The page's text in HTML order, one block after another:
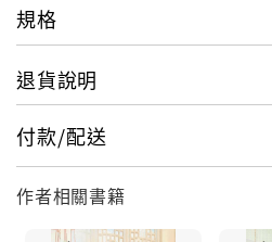
麼，才來到這個地方！
只是，這是在懲罰她嗎？
為什麼一次又一次，要讓她陷
什麼？
來寧朝這麼多年，哪怕是一開
是後來身陷榔頭寨，
規格
退貨說明
付款/配送
作者相關書籍